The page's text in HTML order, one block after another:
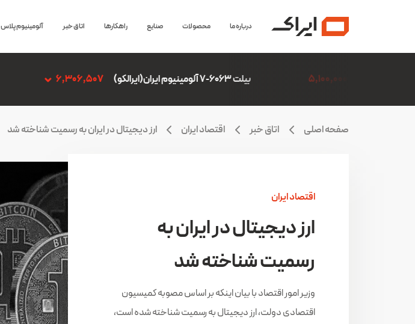
درباره ما محصولات صنایع راهکارها اتاق خبر آلومینیوم پلاس
بیلت 6063-7 مجتمع صنایع آلومینیوم جنوب بیلت 6063-7 آلومینیوم ایران(ایرالکو) 6,306,507
صفحه اصلی اتاق خبر اقتصاد ایران ارز دیجیتال در ایران به رسمیت شناخته شد
اقتصاد ایران
ارز دیجیتال در ایران به
رسمیت شناخته شد
وزیر امور اقتصاد با بیان اینکه بر اساس مصوبه کمیسیون
اقتصادی دولت، ارز دیجیتال به رسمیت شناخته شده است،